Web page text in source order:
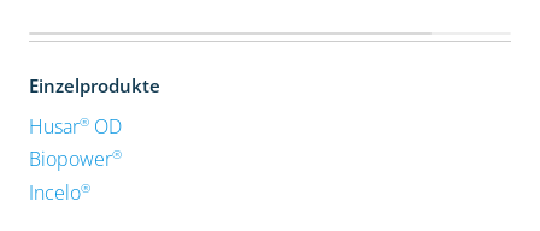
Einzelprodukte
Husar®OD
Biopower®
Incelo®